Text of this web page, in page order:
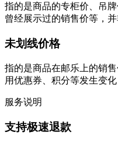
指的是商品的专柜价、吊
曾经展示过的销售价等，
未划线价格
指的是商品在邮乐上的销
用优惠券、积分等发生变
服务说明
支持极速退款